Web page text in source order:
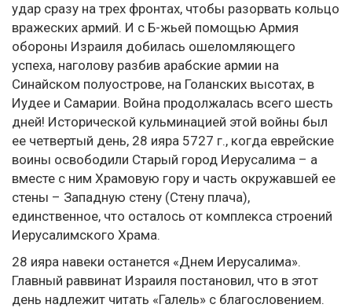
удар сразу на трех фронтах, чтобы разорвать кольцо
вражеских армий. И с Б-жьей помощью Армия
обороны Израиля добилась ошеломляющего
успеха, наголову разбив арабские армии на
Синайском полуострове, на Голанских высотах, в
Иудее и Самарии. Война продолжалась всего шесть
дней! Исторической кульминацией этой войны был
ее четвертый день, 28 ияра 5727 г., когда еврейские
воины освободили Старый город Иерусалима – а
вместе с ним Храмовую гору и часть окружавшей ее
стены – Западную стену (Стену плача),
единственное, что осталось от комплекса строений
Иерусалимского Храма.
28 ияра навеки останется «Днем Иерусалима».
Главный раввинат Израиля постановил, что в этот
день надлежит читать «Галель» с благословением.